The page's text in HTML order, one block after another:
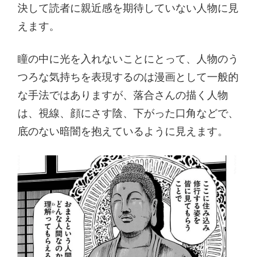
決して読者に親近感を期待していない人物に見
えます。
瞳の中に光を入れないことにとって、人物のう
つろな気持ちを表現するのは漫画として一般的
な手法ではありますが、落合さんの描く人物
は、視線、顔にさす陰、下がった口角などで、
底のない暗闇を抱えているように見えます。